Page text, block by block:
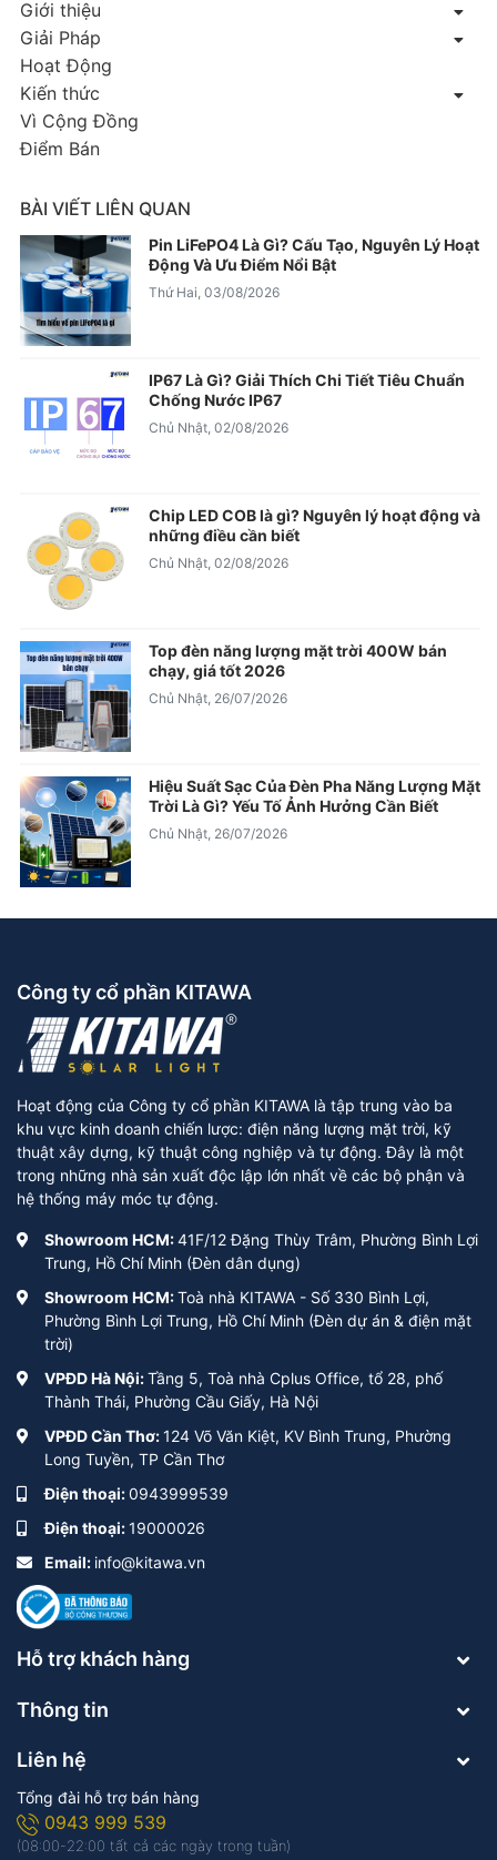
Giới thiệu
Giải Pháp
Hoạt Động
Kiến thức
Vì Cộng Đồng
Điểm Bán
BÀI VIẾT LIÊN QUAN
Pin LiFePO4 Là Gì? Cấu Tạo, Nguyên Lý Hoạt
Động Và Ưu Điểm Nổi Bật
Thứ Hai, 03/08/2026
IP67 Là Gì? Giải Thích Chi Tiết Tiêu Chuẩn
Chống Nước IP67
Chủ Nhật, 02/08/2026
Chip LED COB là gì? Nguyên lý hoạt động và
những điều cần biết
Chủ Nhật, 02/08/2026
Top đèn năng lượng mặt trời 400W bán
chạy, giá tốt 2026
Chủ Nhật, 26/07/2026
Hiệu Suất Sạc Của Đèn Pha Năng Lượng Mặt
Trời Là Gì? Yếu Tố Ảnh Hưởng Cần Biết
Chủ Nhật, 26/07/2026
Công ty cổ phần KITAWA
Hoạt động của Công ty cổ phần KITAWA là tập trung vào ba
khu vực kinh doanh chiến lược: điện năng lượng mặt trời, kỹ
thuật xây dựng, kỹ thuật công nghiệp và tự động. Đây là một
trong những nhà sản xuất độc lập lớn nhất về các bộ phận và
hệ thống máy móc tự động.
Showroom HCM:41F/12 Đặng Thùy Trâm, Phường Bình Lợi
Trung, Hồ Chí Minh (Đèn dân dụng)
Showroom HCM:Toà nhà KITAWA - Số 330 Bình Lợi,
Phường Bình Lợi Trung, Hồ Chí Minh (Đèn dự án & điện mặt
trời)
VPĐD Hà Nội:Tầng 5, Toà nhà Cplus Office, tổ 28, phố
Thành Thái, Phường Cầu Giấy, Hà Nội
VPĐD Cần Thơ:124 Võ Văn Kiệt, KV Bình Trung, Phường
Long Tuyền, TP Cần Thơ
Điện thoại:0943999539
Điện thoại:19000026
Email: info@kitawa.vn
Hỗ trợ khách hàng
Thông tin
Liên hệ
Tổng đài hỗ trợ bán hàng
0943 999 539
(08:00-22:00 tất cả các ngày trong tuần)